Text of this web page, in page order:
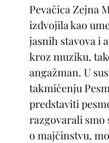
Pevačica Zejna
izdvojila kao
jasnih stavova i
kroz muziku,
angažman. U
takmičenju
predstaviti
razgovarali smo
o majčinstvu,